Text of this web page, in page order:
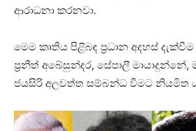
ආරාධනා කරනවා.
මෙම කෘතිය පිළිබඳ ප්‍රධාන අදහස් දැක්වීම
ප්‍රනීත් අබේසුන්දර, සේපාලී
ජයසිරි අලවත්ත සම්බන්ධ වීමට නියමිත